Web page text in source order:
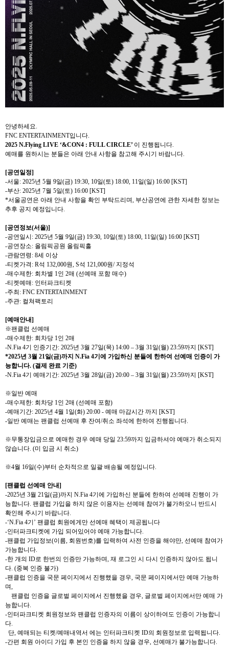
안녕하세요.
FNC ENTERTAINMENT입니다.
2025 N.Flying LIVE ‘&CON4 : FULL CIRCLE’ 이 진행됩니다.
예매를 원하시는 분들은 아래 안내 사항을 참고해 주시기 바랍니다.
[공연일정]
-서울: 2025년 5월 9일(금) 19:30, 10일(토) 18:00, 11일(일) 16:00 [KST]
-부산: 2025년 7월 5일(토) 16:00 [KST]
*서울공연은 아래 안내 사항을 확인 부탁드리며, 부산공연에 관한 자세한 정보는
추후 공지 예정입니다.
[공연정보(서울)]
-공연일시 : 2025년 5월 9일(금) 19:30, 10일(토) 18:00, 11일(일) 16:00 [KST]
-공연장소: 올림픽공원 올림픽홀
-관람연령: 8세 이상
-티켓가격 : R석 132,000원, S석 121,000원/ 지정석
-매수제한: 회차별 1인 2매 (선예매 포함 매수)
-티켓예매 : 인터파크티켓
-주최 : FNC ENTERTAINMENT
-주관: 컬쳐팩토리
[예매안내]
※팬클럽 선예매
-매수제한: 회차당 1인 2매
-N.Fia 4기 인증기간: 2025년 3월 27일(목) 14:00 – 3월 31일(월) 23:59까지 [KST]
*2025년 3월 21일(금)까지 N.Fia 4기에 가입하신 분들에 한하여 선예매 인증이 가
능합니다. (결제 완료 기준)
-N.Fia 4기 예매기간: 2025년 3월 28일(금) 20:00 – 3월 31일(월) 23:59까지 [KST]
※일반 예매
-매수제한: 회차당 1인 2매 (선예매 포함)
-예매기간: 2025년 4월 1일(화) 20:00 - 예매 마감시간 까지 [KST]
-일반 예매는 팬클럽 선예매 후 잔여/취소 좌석에 한하여 진행됩니다.
※무통장입금으로 예매한 경우 예매 당일 23:59까지 입금하셔야 예매가 취소되지
않습니다. (미 입금 시 취소)
※4월 16일(수)부터 순차적으로 일괄 배송될 예정입니다.
[팬클럽 선예매 안내]
-2025년 3월 21일(금)까지 N.Fia 4기에 가입하신 분들에 한하여 선예매 진행이 가
능합니다. 팬클럽 가입을 하지 않은 이용자는 선예매 참여가 불가하오니 반드시
확인해 주시기 바랍니다.
-‘N.Fia 4기 ’ 팬클럽 회원에게만 선예매 혜택이 제공됩니다
-인터파크티켓에 가입 되어있어야 예매 가능합니다.
-팬클럽 가입정보(이름, 회원번호)를 입력하여 사전 인증을 해야만, 선예매 참여가
가능합니다.
-한 개의 ID로 한번의 인증만 가능하며, 재 로그인 시 다시 인증하지 않아도 됩니
다. (중복 인증 불가)
-팬클럽 인증을 국문 페이지에서 진행했을 경우, 국문 페이지에서만 예매 가능하
며,
팬클럽 인증을 글로벌 페이지에서 진행했을 경우, 글로벌 페이지에서만 예매 가
능합니다.
-인터파크티켓 회원정보와 팬클럽 인증자의 이름이 상이하여도 인증이 가능합니
다.
단, 예매되는 티켓/예매내역서 에는 인터파크티켓 ID의 회원정보로 입력됩니다.
-간편 회원 아이디 가입 후 본인 인증을 하지 않을 경우, 선예매가 불가능합니다.